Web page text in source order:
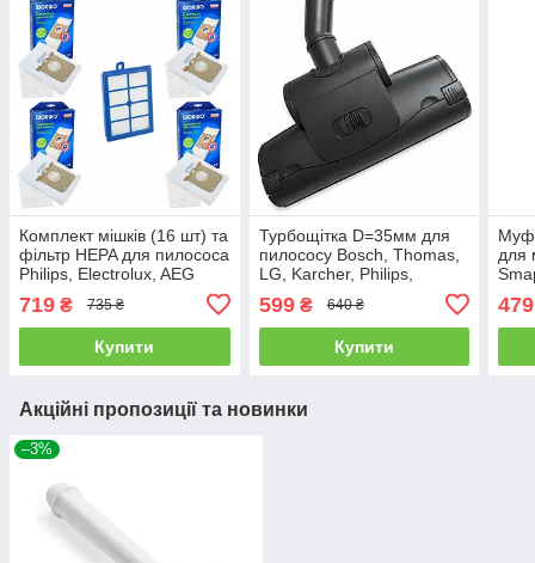
Комплект мішків (16 шт) та
фільтр HEPA для пилососа
Philips, Electrolux, AEG
719 ₴ 735 ₴
Купити
Турбощітка D=35мм для
пилососу Bosch, Thomas,
LG, Karcher, Philips,
Electrolux
599₴ 640 ₴
Купити
для
479
Акційні пропозиції та новинки
–3%